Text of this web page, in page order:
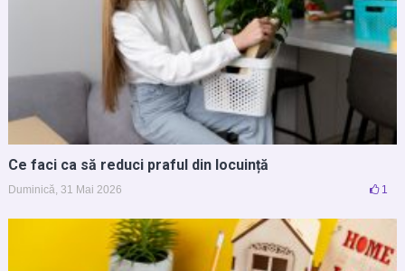
Ce faci ca să reduci praful din locuință
Duminică, 31 Mai 2026 1